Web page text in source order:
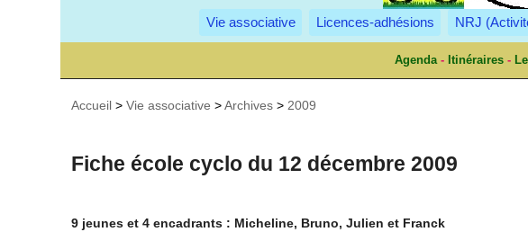
Vie associative Licences-adhésions NRJ
Agenda- Itinéraires-
Accueil >Vie associative >Archives > 2009
Fiche école cyclo du 12 décembre 2009
9 jeunes et 4 encadrants : Micheline, Bruno, Julien et Franck